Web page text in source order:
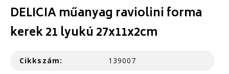
DELICIA műanyag raviolini forma
kerek 21 lyukú 27x11x2cm
Cikkszám: 139007